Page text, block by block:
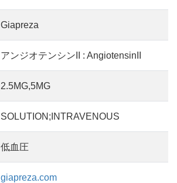
Giapreza
アンジオテンシンII : AngiotensinII
2.5MG,5MG
SOLUTION;INTRAVENOUS
低血圧
giapreza.com